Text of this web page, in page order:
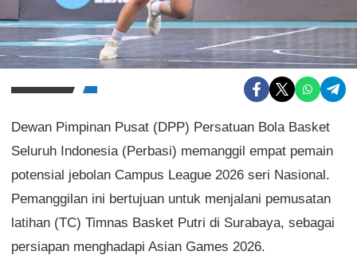
Dewan Pimpinan Pusat (DPP) Persatuan Bola Basket
Seluruh Indonesia (Perbasi) memanggil empat pemain
potensial jebolan Campus League 2026 seri Nasional.
Pemanggilan ini bertujuan untuk menjalani pemusatan
latihan (TC) Timnas Basket Putri di Surabaya, sebagai
persiapan menghadapi Asian Games 2026.